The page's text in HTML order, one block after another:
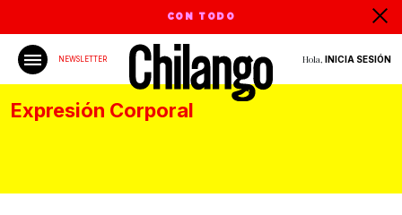
CON TODO
NEWSLETTER Hola, INICIA SESIÓN
Expresión Corporal